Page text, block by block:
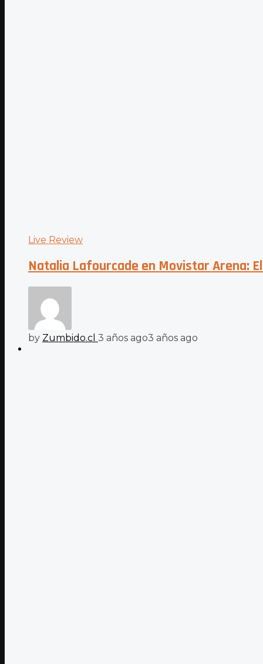
Live Review
Natalia Lafourcade en Movistar Arena:
by Zumbido.cl 3 años ago3 años ago